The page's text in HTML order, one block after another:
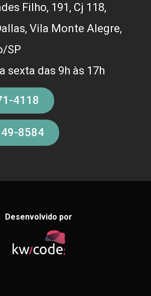
Filho, 191, Cj 118,
Vila Monte Alegre,
SP
sexta das 9h às 17h
4118
8584
Desenvolvido por